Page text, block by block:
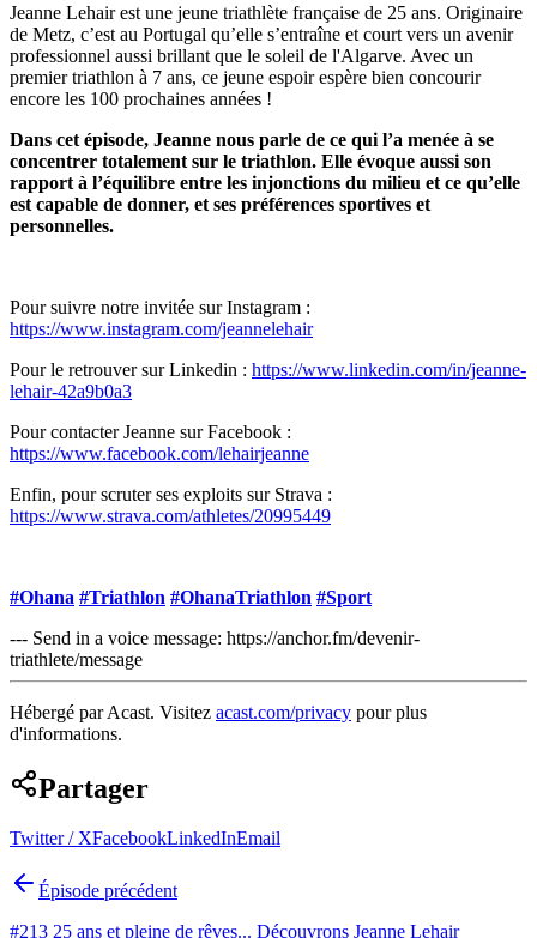
Jeanne Lehair est une jeune triathlète française de 25 ans. Originaire
de Metz, c’est au Portugal qu’elle s’entraîne et court vers un avenir
professionnel aussi brillant que le soleil de l'Algarve. Avec un
premier triathlon à 7 ans, ce jeune espoir espère bien concourir
encore les 100 prochaines années !
Dans cet épisode, Jeanne nous parle de ce qui l’a menée à se
concentrer totalement sur le triathlon. Elle évoque aussi son
rapport à l’équilibre entre les injonctions du milieu et ce qu’elle
est capable de donner, et ses préférences sportives et
personnelles.
Pour suivre notre invitée sur Instagram :
https://www.instagram.com/jeannelehair
Pour le retrouver sur Linkedin : https://www.linkedin.com/in/jeanne-
lehair-42a9b0a3
Pour contacter Jeanne sur Facebook :
https://www.facebook.com/lehairjeanne
Enfin, pour scruter ses exploits sur Strava :
https://www.strava.com/athletes/20995449
#Ohana #Triathlon #OhanaTriathlon #Sport
--- Send in a voice message: https://anchor.fm/devenir-
triathlete/message
Hébergé par Acast. Visitez acast.com/privacy pour plus
d'informations.
Partager
Twitter / XFacebookLinkedInEmail
Épisode précédent
#213 25 ans et pleine de rêves... Découvrons Jeanne Lehair